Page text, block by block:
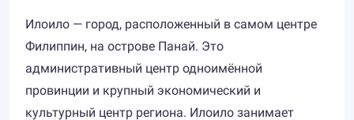
Илоило — город, расположенный в самом центре
Филиппин, на острове Панай. Это
административный центр одноимённой
провинции и крупный экономический и
культурный центр региона. Илоило занимает